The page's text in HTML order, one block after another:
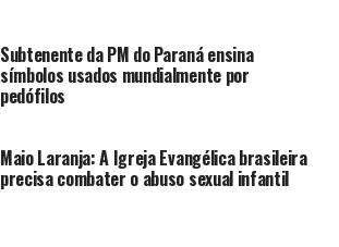
Subtenente da PM do Paraná ensina
símbolos usados mundialmente por
pedófilos
Maio Laranja: A Igreja Evangélica brasileira
precisa combater o abuso sexual infantil